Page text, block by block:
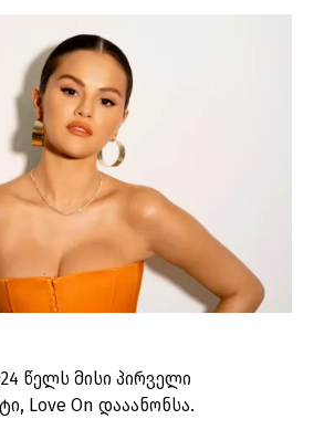
წელს მისი პირველი
Love On დააანონსა.